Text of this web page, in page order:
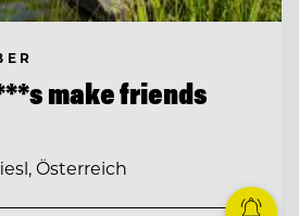
make friends
Österreich